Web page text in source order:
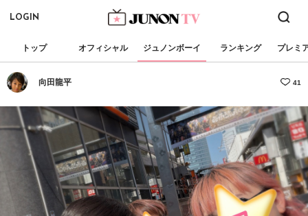
LOGIN
トップ オフィシャル ジュノンボーイ ランキング プレミ
向田龍平 41